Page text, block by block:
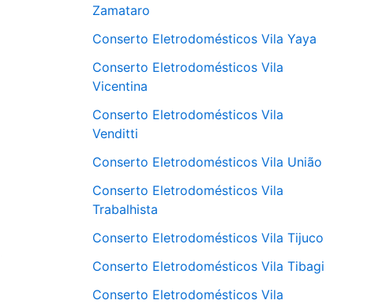
Zamataro
Conserto Eletrodomésticos Vila Yaya
Conserto Eletrodomésticos Vila
Vicentina
Conserto Eletrodomésticos Vila
Venditti
Conserto Eletrodomésticos Vila União
Conserto Eletrodomésticos Vila
Trabalhista
Conserto Eletrodomésticos Vila Tijuco
Conserto Eletrodomésticos Vila Tibagi
Conserto Eletrodomésticos Vila